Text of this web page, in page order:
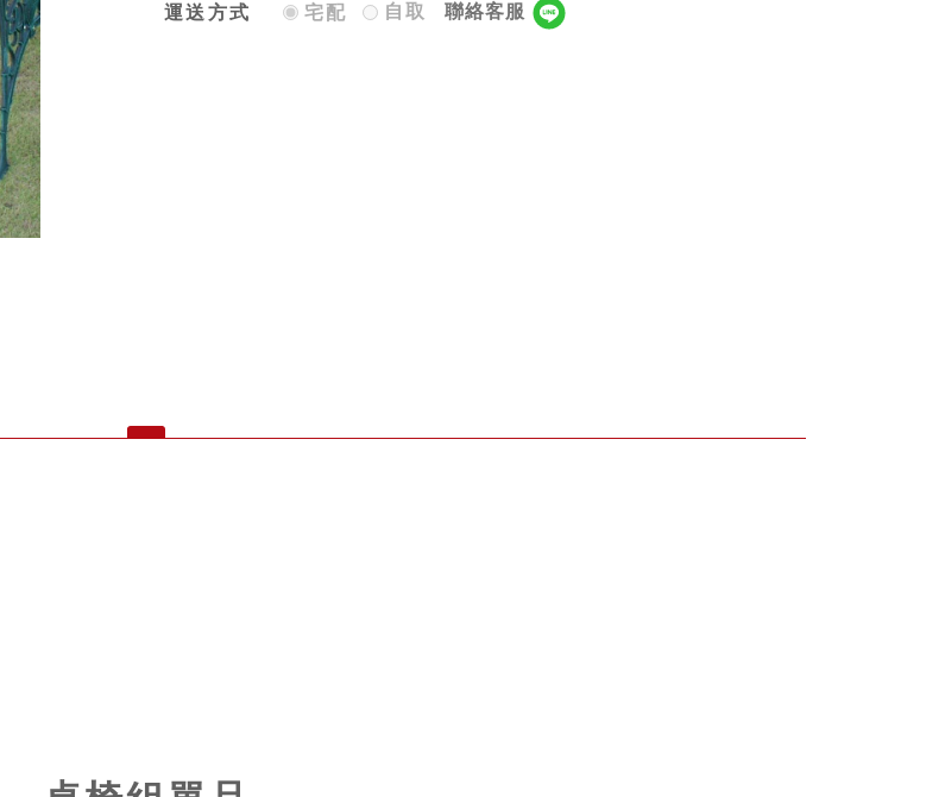
運送方式 宅配 自取 聯絡客服